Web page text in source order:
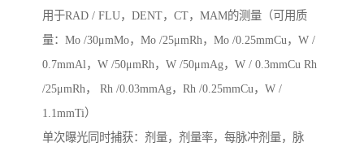
用于RAD / FLU，DENT，CT，MAM的测量（可用质
量：Mo /30μmMo，Mo /25μmRh，Mo /0.25mmCu，W /
0.7mmAl，W /50μmRh，W /50μmAg，W / 0.3mmCu Rh
/25μmRh， Rh /0.03mmAg，Rh /0.25mmCu，W /
1.1mmTi）
单次曝光同时捕获：剂量，剂量率，每脉冲剂量，脉